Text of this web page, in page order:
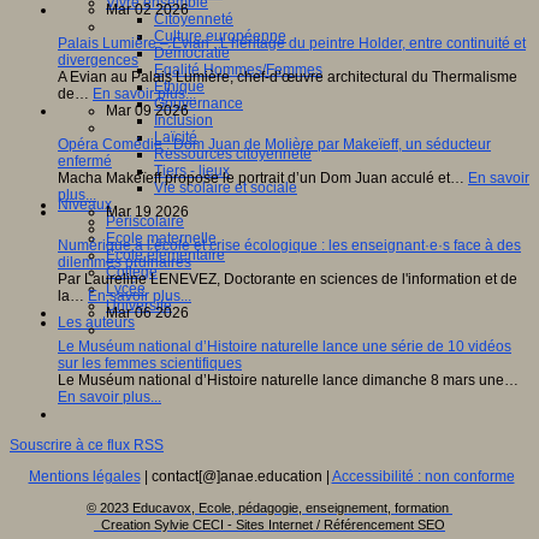
Citoyenneté
Culture européenne
Démocratie
Egalité Hommes/Femmes
Ethique
Gouvernance
Inclusion
Laïcité
Ressources citoyenneté
Tiers - lieux
Vie scolaire et sociale
Niveaux
Périscolaire
Ecole maternelle
Ecole élémentaire
Collège
Lycée
Université
Les auteurs
Mar 02 2026
Palais Lumière – Evian : L’héritage du peintre Holder, entre continuité et
divergences
A Evian au Palais Lumière, chef-d’œuvre architectural du Thermalisme
de… En savoir plus...
Mar 09 2026
Opéra Comédie : Dom Juan de Molière par Makeïeff, un séducteur
enfermé
Macha Makeïeff propose le portrait d’un Dom Juan acculé et… En savoir
plus...
Mar 19 2026
Numérique à l’école et crise écologique : les enseignant·e·s face à des
dilemmes ordinaires
Par Laureline LENEVEZ, Doctorante en sciences de l'information et de
la… En savoir plus...
Mar 06 2026
Le Muséum national d’Histoire naturelle lance une série de 10 vidéos
sur les femmes scientifiques
Le Muséum national d’Histoire naturelle lance dimanche 8 mars une…
En savoir plus...
Souscrire à ce flux RSS
Mentions légales| contact[@]anae.education | Accessibilité : non conforme
© 2023 Educavox, Ecole, pédagogie, enseignement, formation
Creation Sylvie CECI - Sites Internet / Référencement SEO